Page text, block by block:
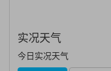
实况天气
今日实况天气